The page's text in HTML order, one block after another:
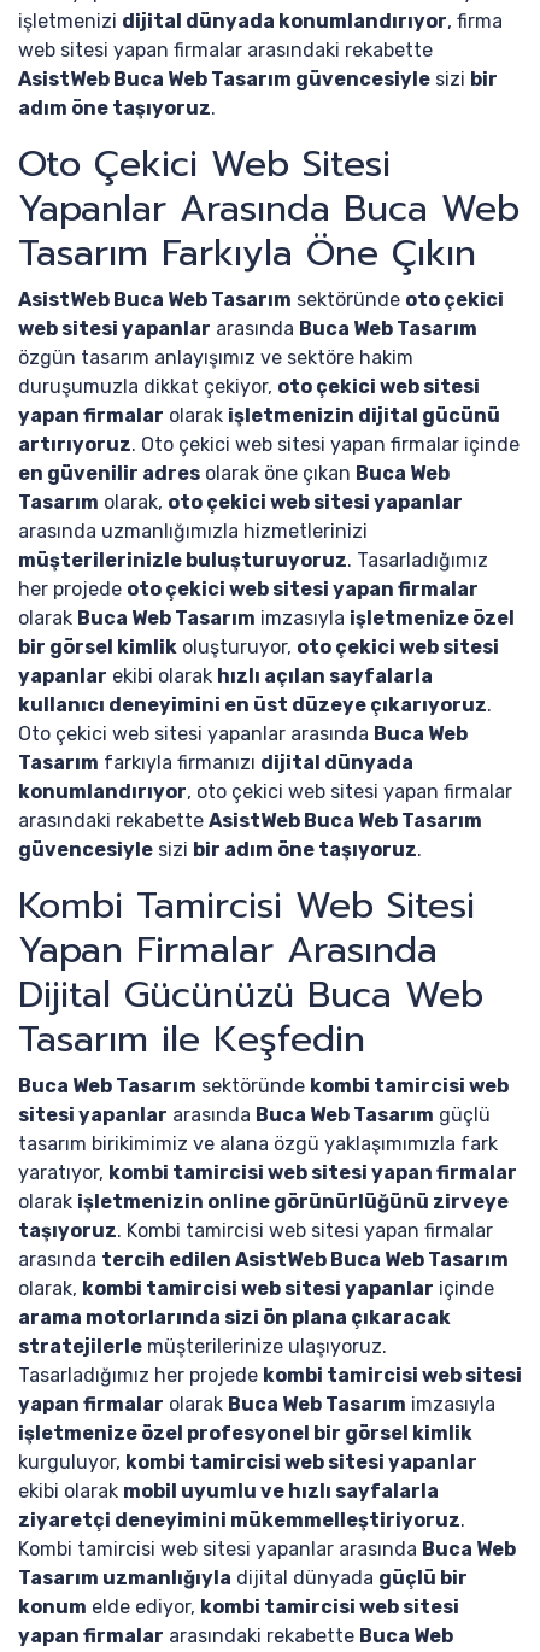
işletmenizi dijital dünyada konumlandırıyor, firma
web sitesi yapan firmalar arasındaki rekabette
AsistWeb Buca Web Tasarım güvencesiyle sizi bir
adım öne taşıyoruz.
Oto Çekici Web Sitesi
Yapanlar Arasında Buca Web
Tasarım Farkıyla Öne Çıkın
AsistWeb Buca Web Tasarım sektöründe oto çekici
web sitesi yapanlar arasında Buca Web Tasarım
özgün tasarım anlayışımız ve sektöre hakim
duruşumuzla dikkat çekiyor, oto çekici web sitesi
yapan firmalar olarak işletmenizin dijital gücünü
artırıyoruz. Oto çekici web sitesi yapan firmalar içinde
en güvenilir adres olarak öne çıkan Buca Web
Tasarım olarak, oto çekici web sitesi yapanlar
arasında uzmanlığımızla hizmetlerinizi
müşterilerinizle buluşturuyoruz. Tasarladığımız
her projede oto çekici web sitesi yapan firmalar
olarak Buca Web Tasarım imzasıyla işletmenize özel
bir görsel kimlik oluşturuyor, oto çekici web sitesi
yapanlar ekibi olarak hızlı açılan sayfalarla
kullanıcı deneyimini en üst düzeye çıkarıyoruz.
Oto çekici web sitesi yapanlar arasında Buca Web
Tasarım farkıyla firmanızı dijital dünyada
konumlandırıyor, oto çekici web sitesi yapan firmalar
arasındaki rekabette AsistWeb Buca Web Tasarım
güvencesiyle sizi bir adım öne taşıyoruz.
Kombi Tamircisi Web Sitesi
Yapan Firmalar Arasında
Dijital Gücünüzü Buca Web
Tasarım ile Keşfedin
Buca Web Tasarım sektöründe kombi tamircisi web
sitesi yapanlar arasında Buca Web Tasarım güçlü
tasarım birikimimiz ve alana özgü yaklaşımımızla fark
yaratıyor, kombi tamircisi web sitesi yapan firmalar
olarak işletmenizin online görünürlüğünü zirveye
taşıyoruz. Kombi tamircisi web sitesi yapan firmalar
arasında tercih edilen AsistWeb Buca Web Tasarım
olarak, kombi tamircisi web sitesi yapanlar içinde
arama motorlarında sizi ön plana çıkaracak
stratejilerle müşterilerinize ulaşıyoruz.
Tasarladığımız her projede kombi tamircisi web sitesi
yapan firmalar olarak Buca Web Tasarım imzasıyla
işletmenize özel profesyonel bir görsel kimlik
kurguluyor, kombi tamircisi web sitesi yapanlar
ekibi olarak mobil uyumlu ve hızlı sayfalarla
ziyaretçi deneyimini mükemmelleştiriyoruz.
Kombi tamircisi web sitesi yapanlar arasında Buca Web
Tasarım uzmanlığıyla dijital dünyada güçlü bir
konum elde ediyor, kombi tamircisi web sitesi
yapan firmalar arasındaki rekabette Buca Web